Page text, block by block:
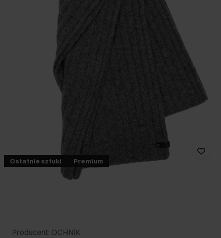
Ostatnie sztuki Premium
Producent: OCHNIK